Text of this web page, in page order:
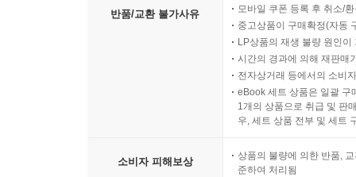
반품/교환 불가사유
모바일 쿠폰 등록 후 취소/
중고상품이 구매확정(자동
LP상품의 재생 불량 원인
시간의 경과에 의해 재판매
전자상거래 등에서의 소비
eBook 세트 상품은 일괄 구
1개의 상품으로 취급 및 판
우, 세트 상품 전부 및 세트
소비자 피해보상
상품의 불량에 의한 반품,
준하여 처리됨